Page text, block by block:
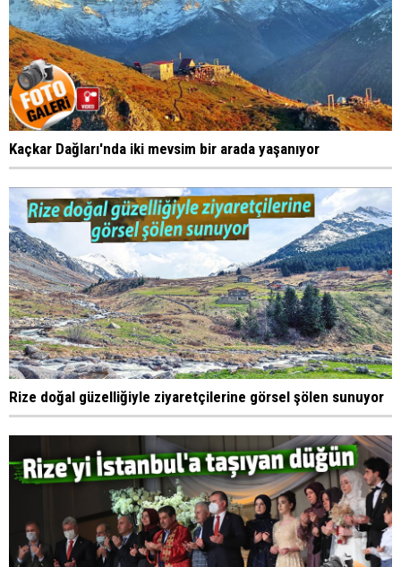
Kaçkar Dağları'nda iki mevsim bir arada yaşanıyor
Rize doğal güzelliğiyle ziyaretçilerine görsel şölen sunuyor